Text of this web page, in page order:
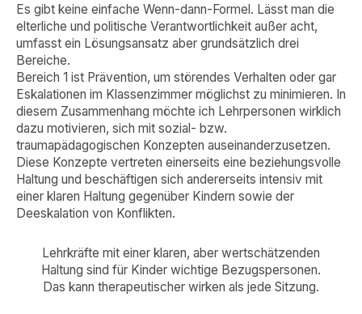
Es gibt keine einfache Wenn-dann-Formel. Lässt man die
elterliche und politische Verantwortlichkeit außer acht,
umfasst ein Lösungsansatz aber grundsätzlich drei
Bereiche.
Bereich 1 ist Prävention, um störendes Verhalten oder gar
Eskalationen im Klassenzimmer möglichst zu minimieren. In
diesem Zusammenhang möchte ich Lehrpersonen wirklich
dazu motivieren, sich mit sozial- bzw.
traumapädagogischen Konzepten auseinanderzusetzen.
Diese Konzepte vertreten einerseits eine beziehungsvolle
Haltung und beschäftigen sich andererseits intensiv mit
einer klaren Haltung gegenüber Kindern sowie der
Deeskalation von Konflikten.
Lehrkräfte mit einer klaren, aber wertschätzenden
Haltung sind für Kinder wichtige Bezugspersonen.
Das kann therapeutischer wirken als jede Sitzung.